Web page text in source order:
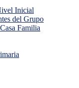
Inicial
del Grupo
Familia